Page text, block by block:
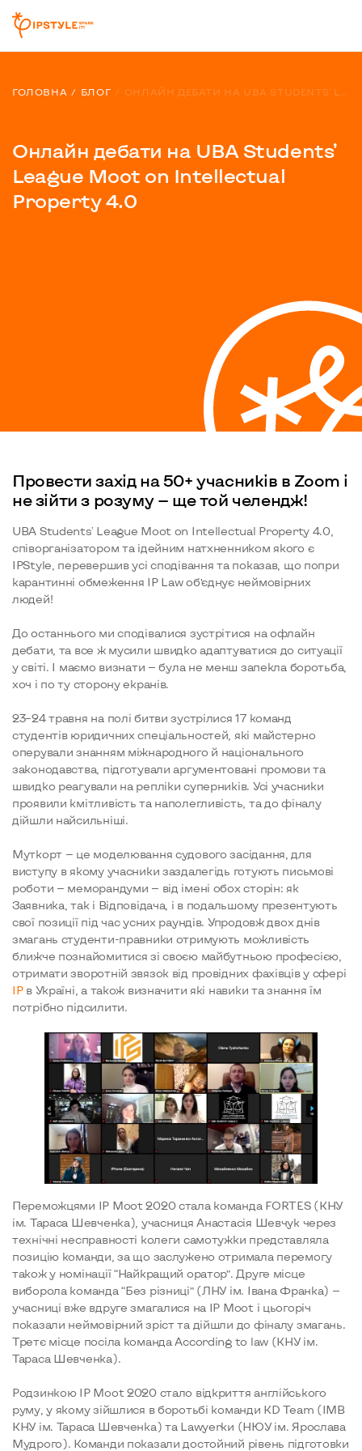
ГОЛОВНА БЛОГ
Онлайн дебати на UBA Students’
League Moot on Intellectual
Property 4.0
Провести захід на 50+ учасників в Zoom і
не зійти з розуму — ще той челендж!
UBA Students' League Moot on Intellectual Property 4.0,
співорганізатором та ідейним натхненником якого є
IPStyle, перевершив усі сподівання та показав, що попри
карантинні обмеження ІР Law об’єднує неймовірних
людей!
До останнього ми сподівалися зустрітися на офлайн
дебати, та все ж мусили швидко адаптуватися до ситуації
у світі. І маємо визнати — була не менш запекла боротьба,
хоч і по ту сторону екранів.
23–24 травня на полі битви зустрілися 17 команд
студентів юридичних спеціальностей, які майстерно
оперували знанням міжнародного й національного
законодавства, підготували аргументовані промови та
швидко реагували на репліки суперників. Усі учасники
проявили кмітливість та наполегливість, та до фіналу
дійшли найсильніші.
Муткорт — це моделювання судового засідання, для
виступу в якому учасники заздалегідь готують письмові
роботи — меморандуми — від імені обох сторін: як
Заявника, так і Відповідача, і в подальшому презентують
свої позиції під час усних раундів. Упродовж двох днів
змагань студенти-правники отримують можливість
ближче познайомитися зі своєю майбутньою професією,
отримати зворотній звязок від провідних фахівців у сфері
ІРв Україні, а також визначити які навики та знання їм
потрібно підсилити.
Переможцями IP Moot 2020 стала команда FORTES (КНУ
ім. Тараса Шевченка), учасниця Анастасія Шевчук через
технічні несправності колеги самотужки представляла
позицію команди, за що заслужено отримала перемогу
також у номінації “Найкращий оратор”. Друге місце
виборола команда “Без різниці” (ЛНУ ім. Івана Франка) —
учасниці вже вдруге змагалися на IP Moot і цьогоріч
показали неймовірний зріст та дійшли до фіналу змагань.
Третє місце посіла команда According to law (КНУ ім.
Тараса Шевченка).
Родзинкою IP Moot 2020 стало відкриття англійського
руму, у якому зійшлися в боротьбі команди KD Team (ІМВ
КНУ ім. Тараса Шевченка) та Lawyerки (НЮУ ім. Ярослава
Мудрого). Команди показали достойний рівень підготовки